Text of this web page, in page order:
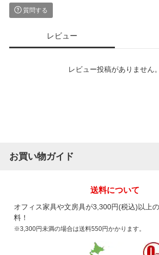
質問する
レビュー
レビュー投稿がありません。
お買い物ガイド
送料について
オフィス家具や文房具が3,300円(税込)以上
料！
※3,300円未満の場合は送料550円かかります。